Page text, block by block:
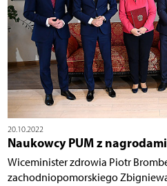
20.10.2022
Naukowcy PUM z
Wiceminister zdrowia Piotr
zachodniopomorskiego